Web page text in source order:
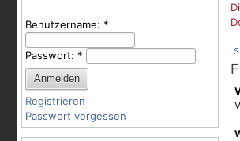
Benutzername: *
Passwort: *
Registrieren
Passwort vergessen